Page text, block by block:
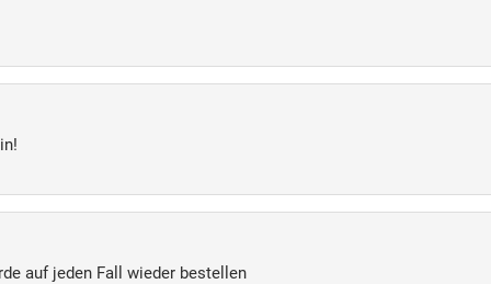
auf jeden Fall wieder bestellen